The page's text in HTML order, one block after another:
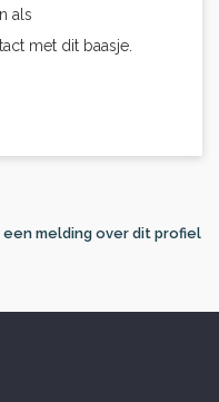
als
met dit baasje.
een melding over dit profiel